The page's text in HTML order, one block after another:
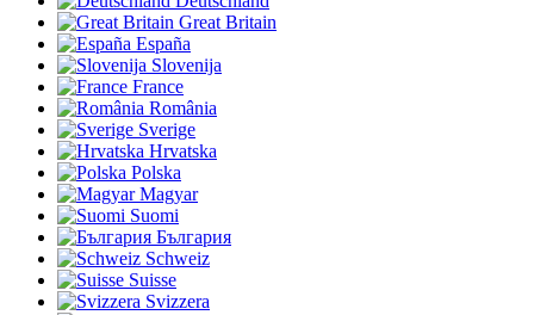
Great Britain
España
Slovenija
France
România
Sverige
Hrvatska
Polska
Magyar
Suomi
България
Schweiz
Suisse
Svizzera